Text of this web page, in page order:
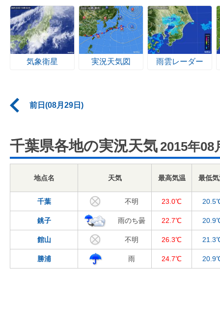
気象衛星 実況天気図 雨雲レーダー
前日(08月29日)
千葉県各地の実況天気 2015年08
地点名 天気 最高気温 最低
千葉 不明 23.0℃
銚子 雨のち曇 22.7℃
館山 不明 26.3℃
勝浦 雨 24.7℃